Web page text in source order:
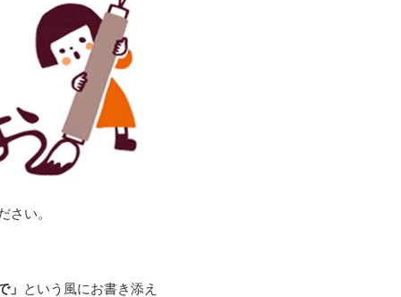
さい。
」 という風にお書き添え